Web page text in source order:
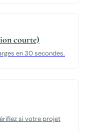
courte)
en 30 secondes.
si votre projet